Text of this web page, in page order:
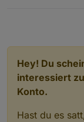
Hey! Du
interessiert
Konto.
Hast du es